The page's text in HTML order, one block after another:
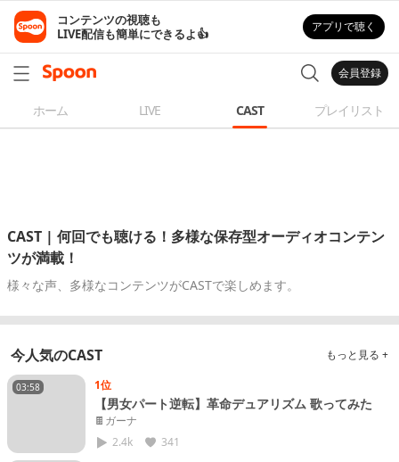
コンテンツの視聴も
LIVE配信も簡単にできるよ👍
アプリで聴く
会員登録
ホーム LIVE CAST プレイリスト
CAST | 何回でも聴ける！多様な保存型オーディオコンテン
ツが満載！
様々な声、多様なコンテンツがCASTで楽しめます。
今人気のCAST もっと見る +
03:58 1位
【男女パート逆転】革命デュアリズム 歌ってみた
🍫ガーナ
2.4k
341